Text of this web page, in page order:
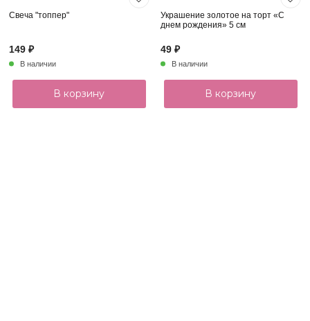
Свеча "топпер"
149 ₽
В наличии
В корзину
Украшение золотое на торт «С
днем рождения» 5 см
49 ₽
В наличии
В корзину